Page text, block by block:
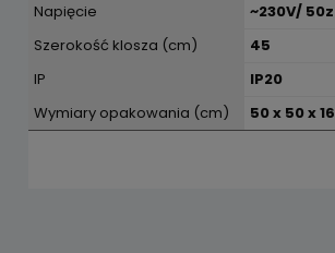
Napięcie
~230V/ 50z
Szerokość klosza (cm)
45
IP
IP20
Wymiary opakowania (cm)
50 x 50 x 16